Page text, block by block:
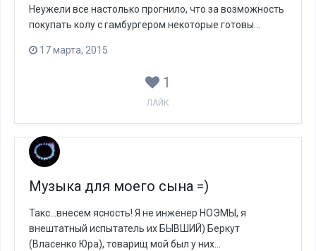
Неужели все настолько прогнило, что за возможность
покупать колу с гамбургером некоторые готовы...
17 марта, 2015
1
ЛАЙК
Музыка для моего сына =)
Такс...внесем ясность! Я не инженер НОЭМЫ, я
внештатный испытатель их БЫВШИЙ) Беркут
(Власенко Юра), товарищ мой был у них...